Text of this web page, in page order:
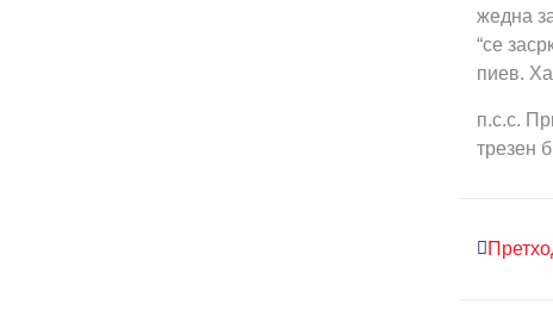
жедна
“се
пиев.
п.с.с.
трезен